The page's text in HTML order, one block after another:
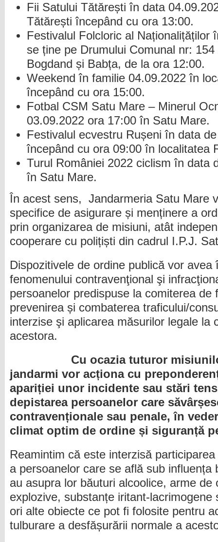
Fii Satului Tătărești în data
Tătărești începând cu ora 13:00.
Festivalul Folcloric al Naționalițăților
se ține pe Drumului Comunal nr:
Bogdand și Babța, de la ora 12:00.
Weekend în familie 04.09.2022 în
începând cu ora 15:00.
Fotbal CSM Satu Mare – Minerul
03.09.2022 ora 17:00 în Satu Mare.
Festivalul ecvestru Rușeni în data
începând cu ora 09:00 în localitatea
Turul României 2022 ciclism în data
în Satu Mare.
În acest sens, Jandarmeria Satu Mare
specifice de asigurare și menținere a
prin organizarea de misiuni, atât
cooperare cu polițiști din cadrul I.P.J.
Dispozitivele de ordine publică vor avea
fenomenului contravenţional şi
persoanelor predispuse la comiterea de
prevenirea și combaterea traficului/
interzise şi aplicarea măsurilor legale la
acestora.
Cu ocazia tuturor misiunilor,
jandarmi vor acționa cu
apariției unor incidente sau stări
depistarea persoanelor care
contravenționale sau penale, în
climat optim de ordine și siguranță
Reamintim că este interzisă
a persoanelor care se află sub influența
au asupra lor băuturi alcoolice, arme de
explozive, substanțe iritant-lacrimogene
ori alte obiecte ce pot fi folosite pentru
tulburare a desfășurării normale a